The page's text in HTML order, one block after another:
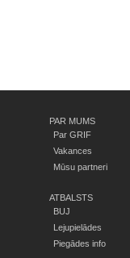
PAR MUMS
Par GRIF
Vakances
Mūsu partneri
ATBALSTS
BUJ
Lejupielādes
Piegādes info